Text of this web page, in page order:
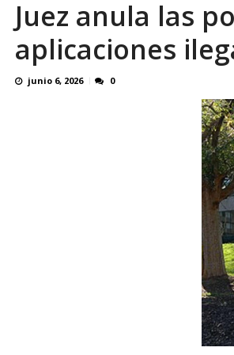
Familiares
Juez anula las
aplicaciones
junio 6, 2026 0